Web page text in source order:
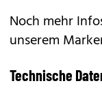
Noch mehr
unserem
Technische